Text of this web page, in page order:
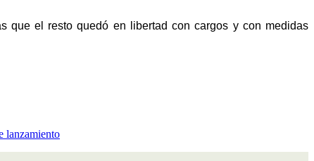
que el resto quedó en libertad con cargos y con medidas
lanzamiento